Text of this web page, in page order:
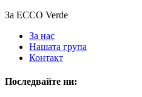
За ECCO Verde
За нас
Нашата група
Контакт
Последвайте ни: